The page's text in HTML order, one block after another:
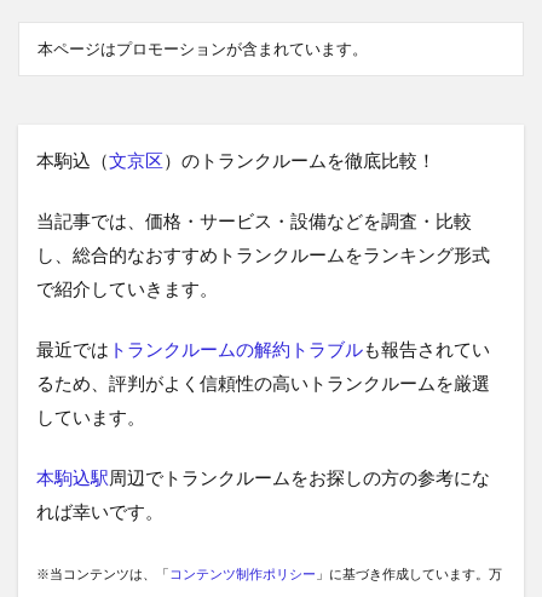
本ページはプロモーションが含まれています。
本駒込（文京区）のトランクルームを徹底比較！
当記事では、価格・サービス・設備などを調査・比較
し、総合的なおすすめトランクルームをランキング形式
で紹介していきます。
最近では トランクルームの解約トラブルも報告されてい
るため、評判がよく信頼性の高いトランクルームを厳選
しています。
本駒込駅周辺でトランクルームをお探しの方の参考にな
れば幸いです。
※当コンテンツは、「 コンテンツ制作ポリシー 」に基づき作成しています。万